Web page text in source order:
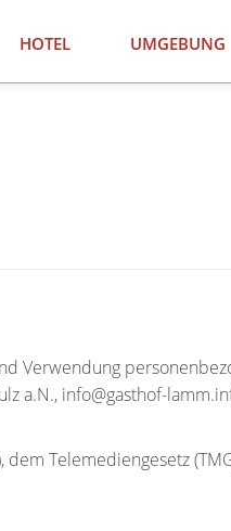
HOTEL UMGEBUNG
Verwendung
a.N., info@gasthof-
dem Telemediengesetz